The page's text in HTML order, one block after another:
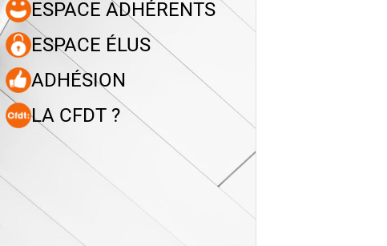
ESPACE ADHÉRENTS
ESPACE ÉLUS
ADHÉSION
LA CFDT ?